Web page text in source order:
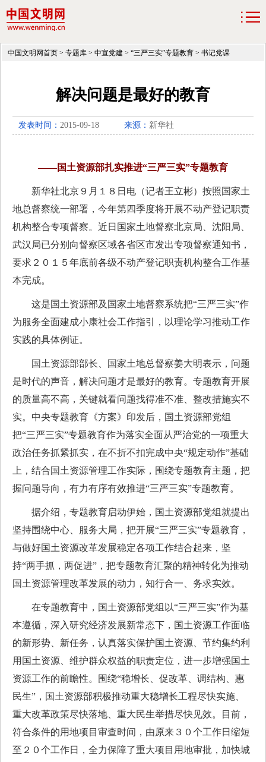
中国文明网首页 > 专题库 > 中宣党建 > “三严三实”专题教育 > 书记党课
解决问题是最好的教育
发表时间： 2015-09-18 来源： 新华社
——国土资源部扎实推进“三严三实”专题教育
新华社北京９月１８日电（记者王立彬）按照国家土
地总督察统一部署，今年第四季度将开展不动产登记职责
机构整合专项督察。近日国家土地督察北京局、沈阳局、
武汉局已分别向督察区域各省区市发出专项督察通知书，
要求２０１５年底前各级不动产登记职责机构整合工作基
本完成。
这是国土资源部及国家土地督察系统把“三严三实”作
为服务全面建成小康社会工作指引，以理论学习推动工作
实践的具体例证。
国土资源部部长、国家土地总督察姜大明表示，问题
是时代的声音，解决问题才是最好的教育。专题教育开展
的质量高不高，关键就看问题找得准不准、整改措施实不
实。中央专题教育《方案》印发后，国土资源部党组
把“三严三实”专题教育作为落实全面从严治党的一项重大
政治任务抓紧抓实，在不折不扣完成中央“规定动作”基础
上，结合国土资源管理工作实际，围绕专题教育主题，把
握问题导向，有力有序有效推进“三严三实”专题教育。
据介绍，专题教育启动伊始，国土资源部党组就提出
坚持围绕中心、服务大局，把开展“三严三实”专题教育，
与做好国土资源改革发展稳定各项工作结合起来，坚
持“两手抓，两促进”，把专题教育汇聚的精神转化为推动
国土资源管理改革发展的动力，知行合一、务求实效。
在专题教育中，国土资源部党组以“三严三实”作为基
本遵循，深入研究经济发展新常态下，国土资源工作面临
的新形势、新任务，认真落实保护国土资源、节约集约利
用国土资源、维护群众权益的职责定位，进一步增强国土
资源工作的前瞻性。围绕“稳增长、促改革、调结构、惠
民生”，国土资源部积极推动重大稳增长工程尽快实施、
重大改革政策尽快落地、重大民生举措尽快见效。目前，
符合条件的用地项目审查时间，由原来３０个工作日缩短
至２０个工作日，全力保障了重大项目用地审批，加快城